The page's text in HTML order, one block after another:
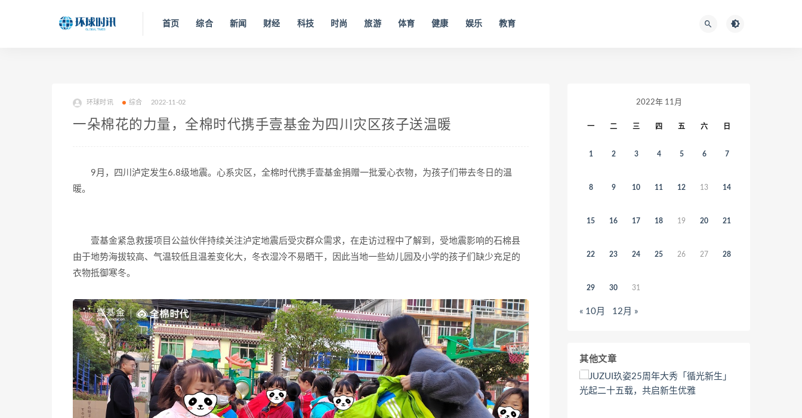
首页 综合 新闻 财经 科技 时尚 旅游 体育 健康 娱乐 教育
环球时讯 综合 2022-11-02
一朵棉花的力量，全棉时代携手壹基金为四川灾区孩子送温暖
9月，四川泸定发生6.8级地震。心系灾区，全棉时代携手壹基金捐赠一批爱心衣物，为孩子们带去冬日的温
暖。
壹基金紧急救援项目公益伙伴持续关注泸定地震后受灾群众需求，在走访过程中了解到，受地震影响的石棉县
由于地势海拔较高、气温较低且温差变化大，冬衣湿冷不易晒干，因此当地一些幼儿园及小学的孩子们缺少充足的
衣物抵御寒冬。
2022年 11月
一 二 三 四 五 六 日
1 2 3 4 5 6 7
8 9 10 11 12 13 14
15 16 17 18 19 20 21
22 23 24 25 26 27 28
29 30 31
« 10月 12月 »
其他文章